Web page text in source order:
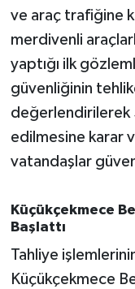
ve araç trafiğine
merdivenli
yaptığı ilk
güvenliğinin
değerlendirilerek
edilmesine karar
vatandaşlar
Küçükçekmece
Başlattı
Tahliye
Küçükçekmece
TÜRKİYE
YAŞAM